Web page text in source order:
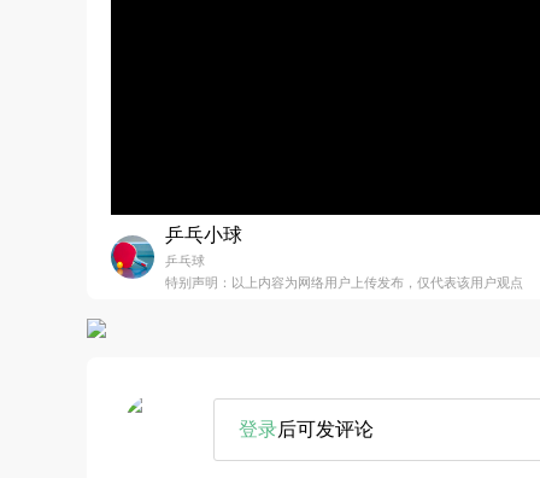
乒乓小球
乒乓球
特别声明：以上内容为网络用户上传发布，仅代表该用户观点
登录后可发评论